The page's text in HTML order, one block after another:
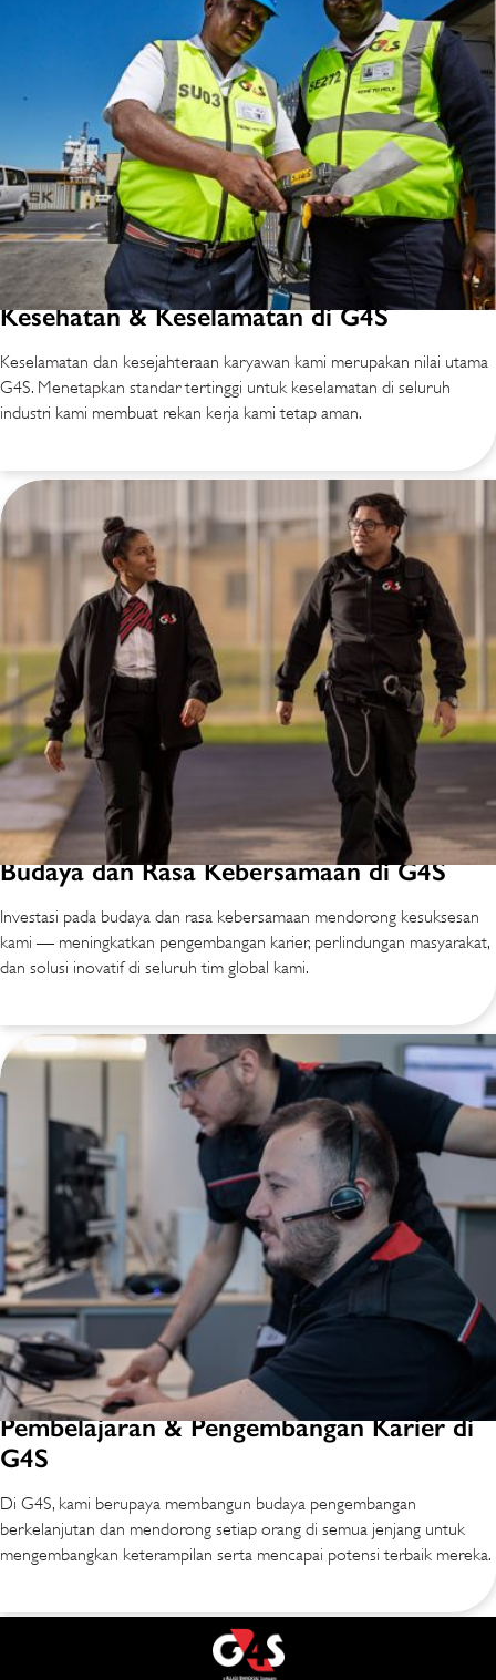
Kesehatan & Keselamatan di G4S
Keselamatan dan kesejahteraan karyawan kami merupakan nilai utama
G4S. Menetapkan standar tertinggi untuk keselamatan di seluruh
industri kami membuat rekan kerja kami tetap aman.
Budaya dan Rasa Kebersamaan di G4S
Investasi pada budaya dan rasa kebersamaan mendorong kesuksesan
kami — meningkatkan pengembangan karier, perlindungan masyarakat,
dan solusi inovatif di seluruh tim global kami.
Pembelajaran & Pengembangan Karier di
G4S
Di G4S, kami berupaya membangun budaya pengembangan
berkelanjutan dan mendorong setiap orang di semua jenjang untuk
mengembangkan keterampilan serta mencapai potensi terbaik mereka.